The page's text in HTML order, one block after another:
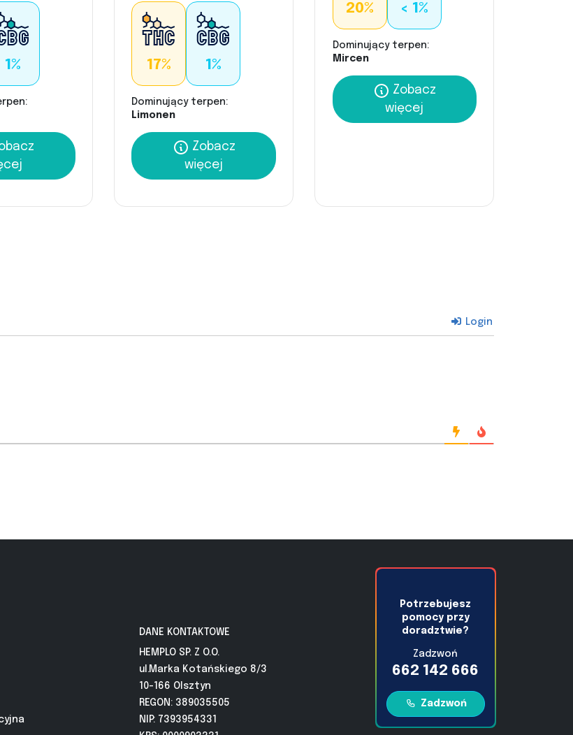
1% 17% 1%
Dominujący terpen:
Limonen
Zobacz
więcej
20% < 1%
Dominujący terpen:
Mircen
Zobacz
więcej
Login
DANE KONTAKTOWE
HEMPLO SP. Z O.O.
ul.Marka Kotańskiego 8/3
10-166 Olsztyn
REGON: 389035505
NIP: 7393954331
Potrzebujesz
pomocy przy
doradztwie?
Zadzwoń
662 142 666
Zadzwoń